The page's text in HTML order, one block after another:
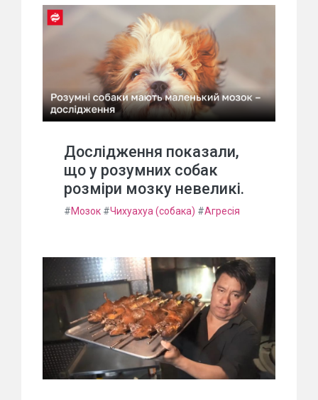
Дослідження показали,
що у розумних собак
розміри мозку невеликі.
#Мозок #Чихуахуа (собака) #Агресія